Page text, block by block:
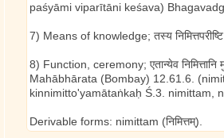
paśyāmi viparītāni keśava)
7) Means of knowledge; तस्य
8) Function, ceremony; एतान्येव
Mahābhārata (Bombay) 12.61.6.
kinnimitto'yamātaṅkaḥ Ś.3. nimittam,
Derivable forms: nimittam (निमित्तम्).